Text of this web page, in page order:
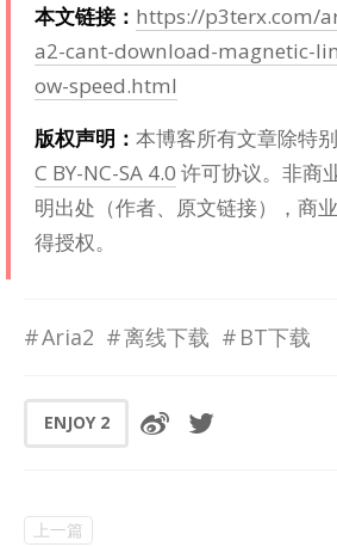
本文链接： https://p3terx.com/
a2-cant-download-magnetic-
ow-speed.html
版权声明： 本博客所有文章除特
C BY-NC-SA 4.0 许可协议。非商
明出处（作者、原文链接），商
得授权。
Aria2 离线下载 BT下载
ENJOY 2